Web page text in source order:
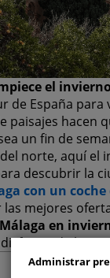
el invierno
España para
paisajes hacen
un fin de
norte, aquí el
descubrir la
con un
mejores
en
de la
Administrar
Gestionar